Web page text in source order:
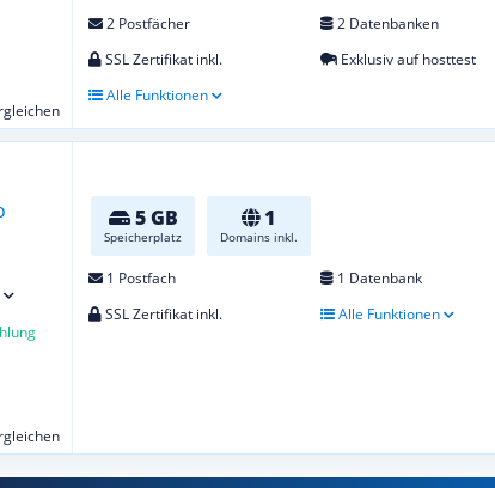
2 Postfächer
2 Datenbanken
SSL Zertifikat inkl.
Exklusiv auf hosttest
Alle Funktionen
5 GB
Speicherplatz
1
Domains inkl.
1 Postfach
1 Datenbank
SSL Zertifikat inkl.
Alle Funktionen